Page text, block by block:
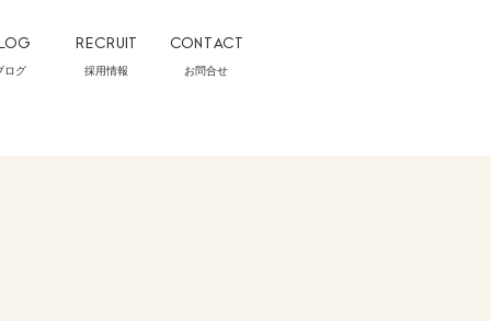
ログ
RECRUIT
採用情報
CONTACT
お問合せ